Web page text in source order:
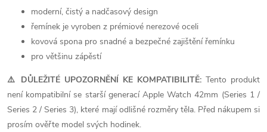
moderní, čistý a nadčasový design
řemínek je vyroben z prémiové nerezové oceli
kovová spona pro snadné a bezpečné zajištění řemínku
pro většinu zápěstí
⚠️ DŮLEŽITÉ UPOZORNĚNÍ KE KOMPATIBILITĚ: Tento produkt
není kompatibilní se starší generací Apple Watch 42mm (Series 1 /
Series 2 / Series 3), které mají odlišné rozměry těla. Před nákupem si
prosím ověřte model svých hodinek.